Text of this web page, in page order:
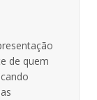
de quem